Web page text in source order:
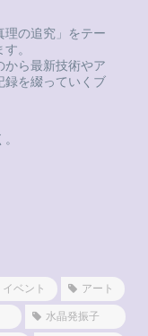
理の追究」をテー
。
から最新技術やア
録を綴っていくブ
イベント アート
水晶発振子